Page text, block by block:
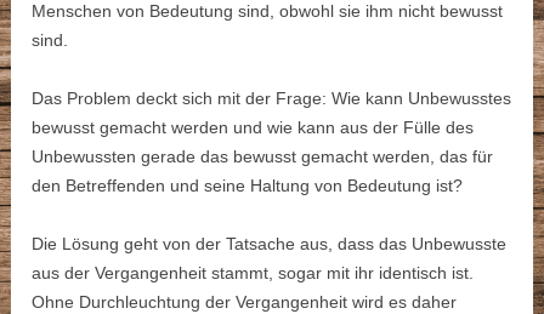
Menschen von Bedeutung sind, obwohl sie ihm nicht bewusst
sind.
Das Problem deckt sich mit der Frage: Wie kann Unbewusstes
bewusst gemacht werden und wie kann aus der Fülle des
Unbewussten gerade das bewusst gemacht werden, das für
den Betreffenden und seine Haltung von Bedeutung ist?
Die Lösung geht von der Tatsache aus, dass das Unbewusste
aus der Vergangenheit stammt, sogar mit ihr identisch ist.
Ohne Durchleuchtung der Vergangenheit wird es daher